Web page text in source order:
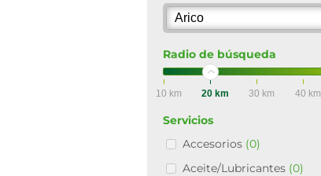
Radio de búsqueda
10 km 20 km 30 km 40 km
Servicios
Accesorios (0)
Aceite/Lubricantes (0)